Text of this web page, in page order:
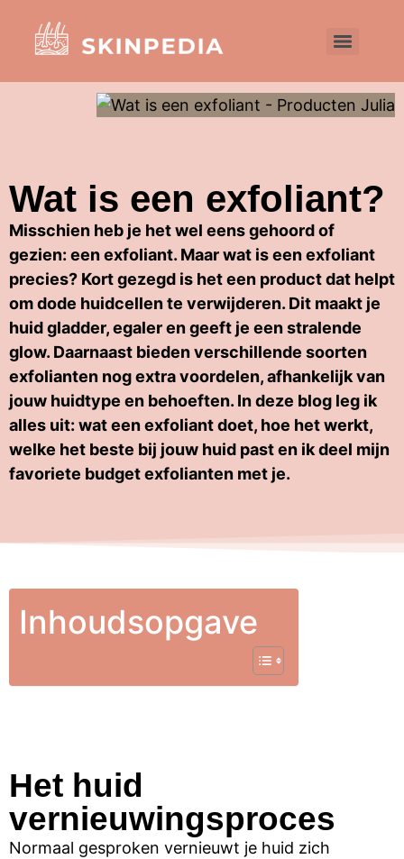
Wat is een exfoliant?
Misschien heb je het wel eens gehoord of
gezien: een exfoliant. Maar wat is een exfoliant
precies? Kort gezegd is het een product dat helpt
om dode huidcellen te verwijderen. Dit maakt je
huid gladder, egaler en geeft je een stralende
glow. Daarnaast bieden verschillende soorten
exfolianten nog extra voordelen, afhankelijk van
jouw huidtype en behoeften. In deze blog leg ik
alles uit: wat een exfoliant doet, hoe het werkt,
welke het beste bij jouw huid past en ik deel mijn
favoriete budget exfolianten met je.
Inhoudsopgave
Het huid
vernieuwingsproces
Normaal gesproken vernieuwt je huid zich